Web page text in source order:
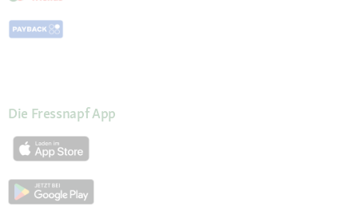
Die Fressnapf App